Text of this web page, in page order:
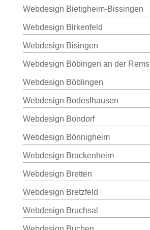
Webdesign Bietigheim-Bissingen
Webdesign Birkenfeld
Webdesign Bisingen
Webdesign Böbingen an der Rems
Webdesign Böblingen
Webdesign Bodeslhausen
Webdesign Bondorf
Webdesign Bönnigheim
Webdesign Brackenheim
Webdesign Bretten
Webdesign Bretzfeld
Webdesign Bruchsal